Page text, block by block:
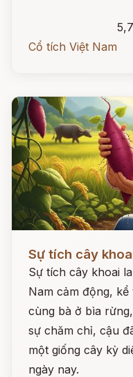
Cổ tích Việt Nam
Sự tích cây
Sự tích cây khoai
Nam cảm động,
cùng bà ở bìa
sự chăm chỉ, cậu
một giống cây kỳ
ngày nay.